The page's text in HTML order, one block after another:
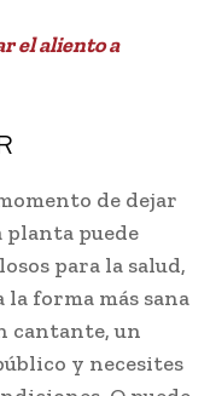
el aliento a
de dejar
planta puede
para la salud,
la forma más sana
cantante, un
y necesites